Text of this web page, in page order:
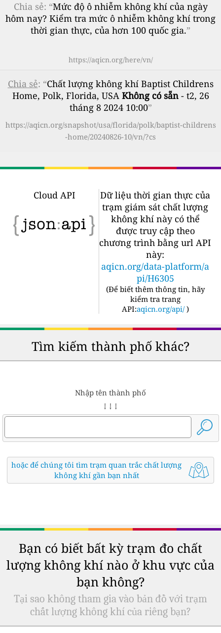
Chia sẻ: “Mức độ ô nhiễm không khí của ngày
hôm nay? Kiểm tra mức ô nhiễm không khí trong
thời gian thực, của hơn 100 quốc gia.”
https://aqicn.org/here/vn/
Chia sẻ: “Chất lượng không khí Baptist Childrens
Home, Polk, Florida, USA Không có sẵn- t2, 26
tháng 8 2024 10:00”
https://aqicn.org/snapshot/usa/florida/polk/baptist-childrens
-home/20240826-10/vn/?cs
Cloud API
Dữ liệu thời gian thực của
trạm giám sát chất lượng
không khí này có thể
được truy cập theo
chương trình bằng url API
này:
aqicn.org/data-platform/a
pi/H6305
(Để biết thêm thông tin, hãy
kiểm tra trang
API:aqicn.org/api/ )
Tìm kiếm thành phố khác?
Nhập tên thành phố
↓ ↓ ↓
hoặc để chúng tôi tìm trạm quan trắc chất lượng
không khí gần bạn nhất
Bạn có biết bất kỳ trạm đo chất
lượng không khí nào ở khu vực của
bạn không?
Tại sao không tham gia vào bản đồ với trạm
chất lượng không khí của riêng bạn?